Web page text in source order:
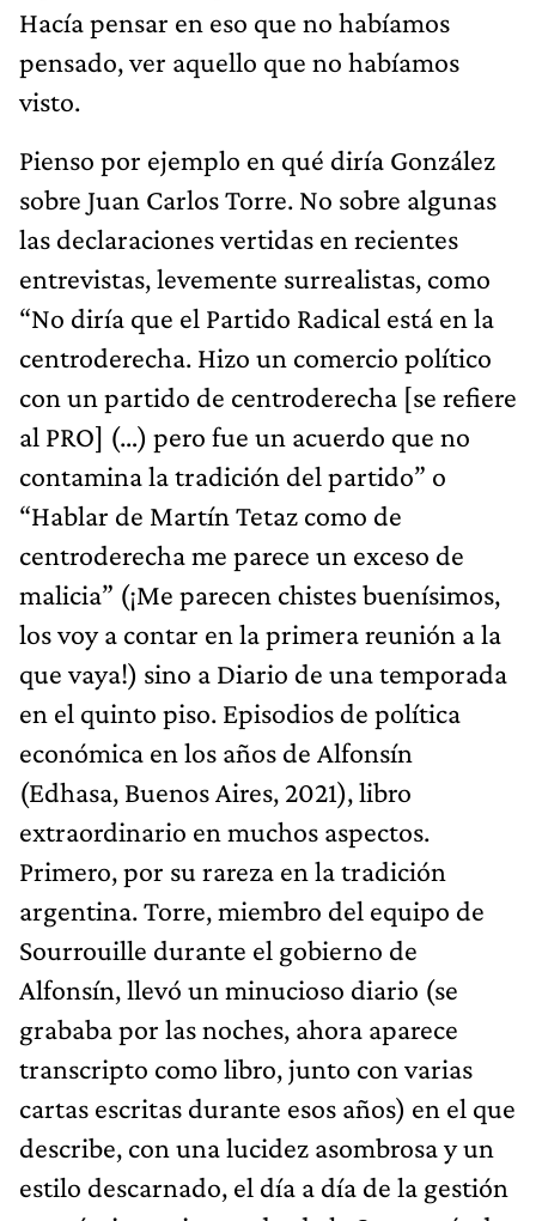
Hacía pensar en eso que no habíamos
pensado, ver aquello que no habíamos
visto.
Pienso por ejemplo en qué diría González
sobre Juan Carlos Torre. No sobre algunas
las declaraciones vertidas en recientes
entrevistas, levemente surrealistas, como
“No diría que el Partido Radical está en la
centroderecha. Hizo un comercio político
con un partido de centroderecha [se refiere
al PRO] (…) pero fue un acuerdo que no
contamina la tradición del partido” o
“Hablar de Martín Tetaz como de
centroderecha me parece un exceso de
malicia” (¡Me parecen chistes buenísimos,
los voy a contar en la primera reunión a la
que vaya!) sino a Diario de una temporada
en el quinto piso. Episodios de política
económica en los años de Alfonsín
(Edhasa, Buenos Aires, 2021), libro
extraordinario en muchos aspectos.
Primero, por su rareza en la tradición
argentina. Torre, miembro del equipo de
Sourrouille durante el gobierno de
Alfonsín, llevó un minucioso diario (se
grababa por las noches, ahora aparece
transcripto como libro, junto con varias
cartas escritas durante esos años) en el que
describe, con una lucidez asombrosa y un
estilo descarnado, el día a día de la gestión